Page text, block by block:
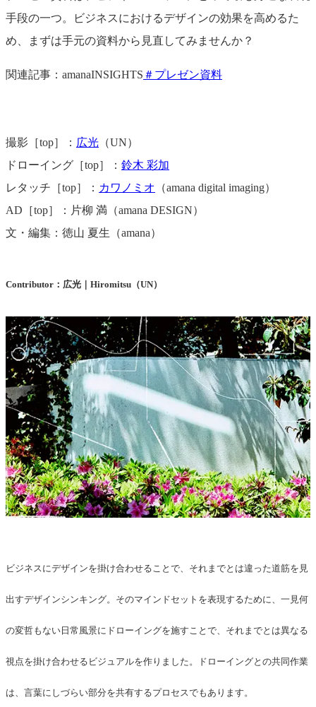
手段の一つ。ビジネスにおけるデザインの効果を高めるた
め、まずは手元の資料から見直してみませんか？
関連記事：amanaINSIGHTS ＃プレゼン資料
撮影［top］： 広光 （UN）
ドローイング［top］： 鈴木 彩加
レタッチ［top］： カワノミオ （amana digital imaging）
AD［top］：片柳 満（amana DESIGN）
文・編集：徳山 夏生（amana）
Contributor：広光｜Hiromitsu（UN）
ビジネスにデザインを掛け合わせることで、それまでとは違った道筋を見
出すデザインシンキング。そのマインドセットを表現するために、一見何
の変哲もない日常風景にドローイングを施すことで、それまでとは異なる
視点を掛け合わせるビジュアルを作りました。ドローイングとの共同作業
は、言葉にしづらい部分を共有するプロセスでもあります。